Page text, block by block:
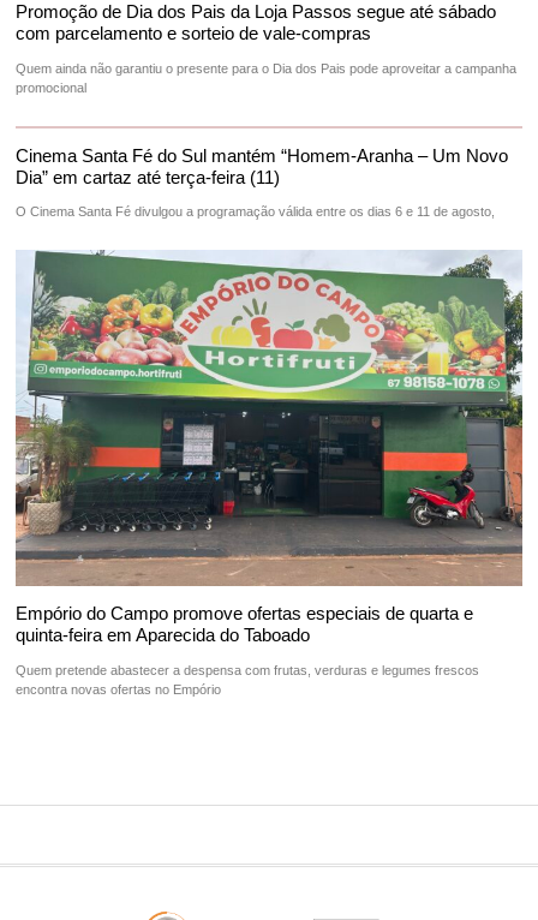
Promoção de Dia dos Pais da Loja Passos segue até sábado
com parcelamento e sorteio de vale-compras
Quem ainda não garantiu o presente para o Dia dos Pais pode aproveitar a campanha
promocional
Cinema Santa Fé do Sul mantém “Homem-Aranha – Um Novo
Dia” em cartaz até terça-feira (11)
O Cinema Santa Fé divulgou a programação válida entre os dias 6 e 11 de agosto,
Empório do Campo promove ofertas especiais de quarta e
quinta-feira em Aparecida do Taboado
Quem pretende abastecer a despensa com frutas, verduras e legumes frescos
encontra novas ofertas no Empório